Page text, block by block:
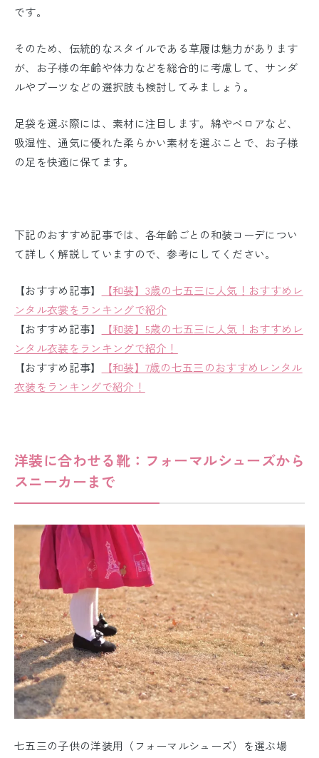
です。
そのため、伝統的なスタイルである草履は魅力があります
が、お子様の年齢や体力などを総合的に考慮して、サンダ
ルやブーツなどの選択肢も検討してみましょう。
足袋を選ぶ際には、素材に注目します。綿やベロアなど、
吸湿性、 通気に優れた柔らかい素材を選ぶことで、お子様
の足を快適に保てます。
下記のおすすめ記事では、各年齢ごとの和装コーデについ
て詳しく解説していますので、参考にしてください。
【おすすめ記事】
【和装】3歳の七五三に人気！おすすめレ
ンタル衣裳をランキングで紹介
【おすすめ記事】
【和装】5歳の七五三に人気！おすすめレ
ンタル衣装をランキングで紹介！
【おすすめ記事】
【和装】7歳の七五三のおすすめレンタル
衣装をランキングで紹介！
洋装に合わせる靴：フォーマルシューズから
スニーカーまで
七五三の子供の洋装用（フォーマルシューズ）を選ぶ場